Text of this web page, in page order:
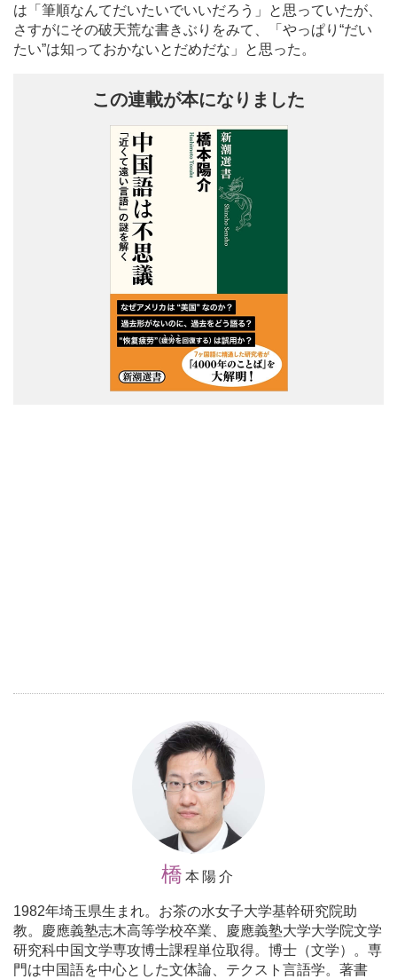
は「筆順なんてだいたいでいいだろう」と思っていたが、
さすがにその破天荒な書きぶりをみて、「やっぱり“だい
たい”は知っておかないとだめだな」と思った。
この連載が本になりました
橋 本陽介
1982年埼玉県生まれ。お茶の水女子大学基幹研究院助
教。慶應義塾志木高等学校卒業、慶應義塾大学大学院文学
研究科中国文学専攻博士課程単位取得。博士（文学）。専
門は中国語を中心とした文体論、テクスト言語学。著書